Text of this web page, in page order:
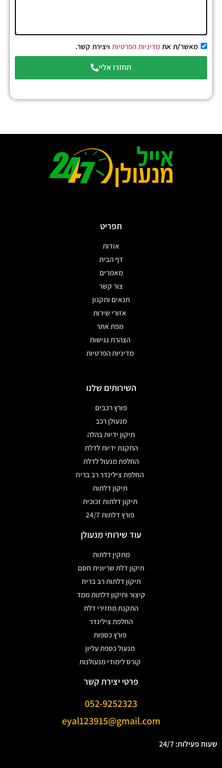
מאשר/ת את מדיניות הפרטיות ויצירת קשר.
תחזרו אליי
תפריט
אודות
דף הבית
מאמרים
צור קשר
תנאים ותקנון
אזורי שירות
מפת אתר
הצהרת נגישות
מדיניות הפרטיות
השירותים שלנו
פורץ רכבים
מנעולן רכב
תיקון ידיות בהלה
התקנת ידיות לדלת
החלפת מנעול לדלת
החלפת צילינדר רב בריח
תיקון דלתות
תיקון דלתות זכוכית
פורץ דלתות 24/7
עוד שירותי מנעולן
מתקין דלתות
תיקון דלת שריונית חסם
תיקון דלתות רב בריח
קיצור ותיקון דלתות ממד
התקנת מחזירי דלת
החלפת צילינדר
פורץ כספות
מנעול כספת עליון
קורס לימודי מנעולנות
פרטי יצירת קשר
052-9252323
eyal123915@gmail.com
שעות פעילות: 24/7